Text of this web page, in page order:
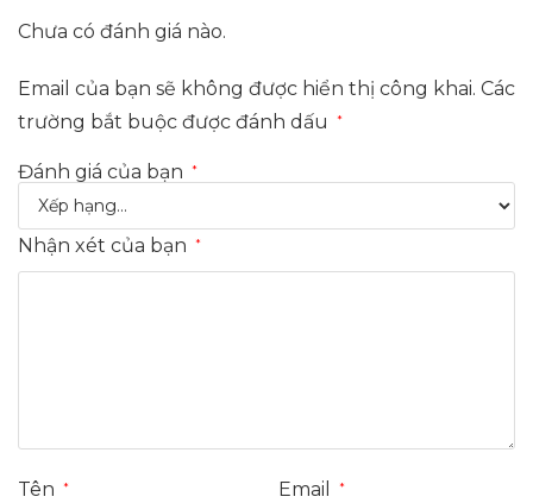
Chưa có đánh giá nào.
Email của bạn sẽ không được hiển thị công khai. Các
trường bắt buộc được đánh dấu
*
Đánh giá của bạn *
Nhận xét của bạn *
Tên * Email *